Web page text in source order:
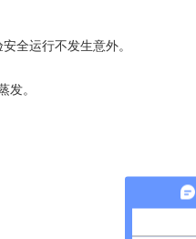
全运行不发生意外。
发。